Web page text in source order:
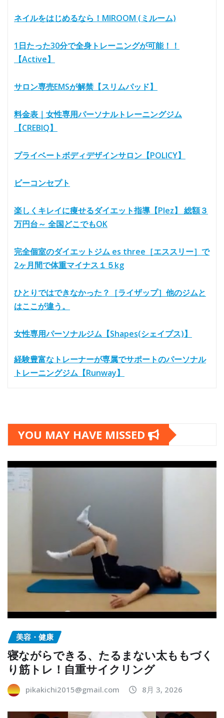
ネイルをはじめるなら！MIROOM (ミルーム)
1日たった30分で全身トレーニングが可能！！
【Active】
サロン専売EMSが解禁【スリムパッド】
料金表｜女性専用パーソナルトレーニングジム
【CREBIQ】
プライベートボディデザインサロン【POLICY】
ビーコンセプト
楽しくキレイに痩せるダイエット指導【Plez】 総額３
万円台～ 全国どこでもOK
完全個室のダイエットジム es three［エススリー］で
2ヶ月間で体重マイナス１５kg
ひとりではできなかった？［ライザップ］他のジムと
はここが違う。
女性専用パーソナルジム【Shapes(シェイプス)】
経験豊富なトレーナーが専属でサポートのパーソナル
トレーニングジム【Runway】
YOU MAY HAVE MISSED
美容・健康
寝ながらできる、たるまない太ももづく
り筋トレ！自重サイクリング
pikakichi2015@gmail.com 8月 3, 2026